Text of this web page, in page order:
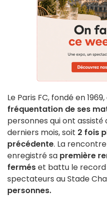
Le Paris FC, fondé en
fréquentation de ses
personnes qui ont
derniers mois, soit 2 fois
précédente. La rencontre
enregistré sa première
ferméset battu le
spectateurs au Stade
personnes.